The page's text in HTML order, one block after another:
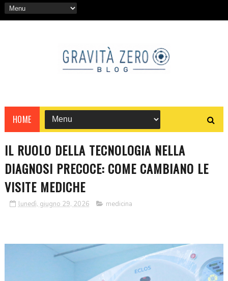
HOME
IL RUOLO DELLA TECNOLOGIA NELLA
DIAGNOSI PRECOCE: COME CAMBIANO LE
VISITE MEDICHE
lunedì, giugno 29, 2026 medicina